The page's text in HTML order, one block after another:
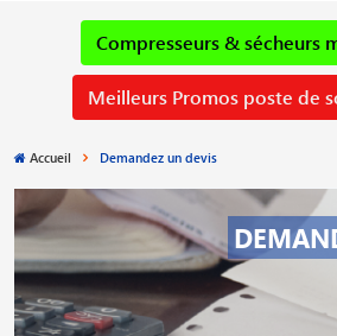
Compresseurs & sécheurs
Meilleurs Promos poste de
Accueil Demandez un devis